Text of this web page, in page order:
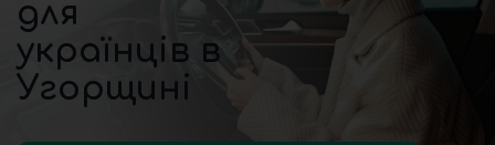
для
українців в
Угорщині